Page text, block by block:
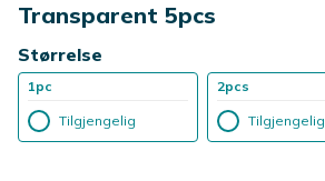
Transparent 5pcs
Størrelse
1pc
Tilgjengelig
2pcs
Tilgjengelig